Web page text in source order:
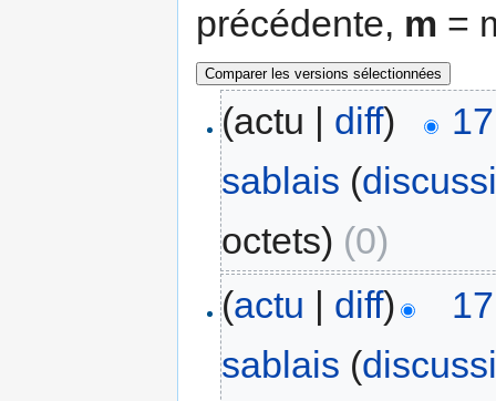
précédente, m =
(actu | diff)
sablais (
octets) (0)
(actu | diff)
sablais (